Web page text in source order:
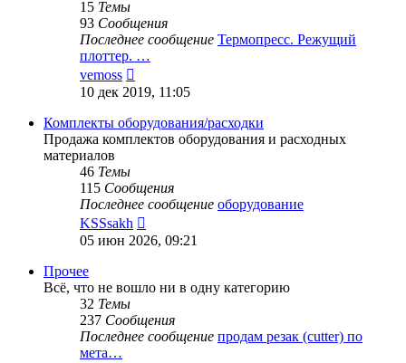
15 Темы
93 Сообщения
Последнее сообщение Термопресс. Режущий
плоттер. …
vemoss
к
последнему
сообщению
10 дек 2019, 11:05
Комплекты оборудования/расходки
Продажа комплектов оборудования и расходных
материалов
46 Темы
115 Сообщения
Последнее сообщение оборудование
KSSsakh
к
последнему
05 июн 2026, 09:21
Прочее
Всё, что не вошло ни в одну категорию
32 Темы
237 Сообщения
Последнее сообщение продам резак (cutter) по
мета…